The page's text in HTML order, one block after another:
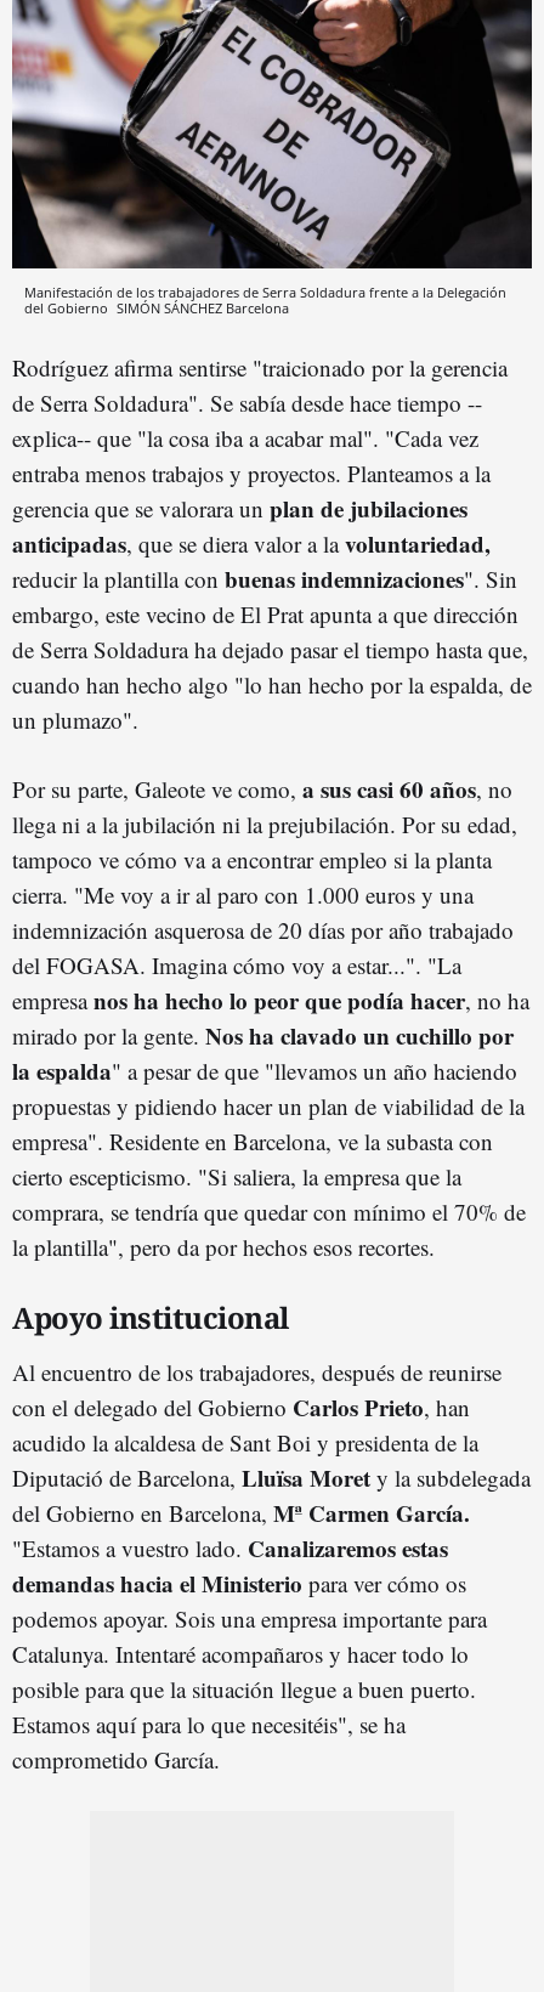
Manifestación de los trabajadores de Serra Soldadura frente a la Delegación
del Gobierno SIMÓN SÁNCHEZ Barcelona
Rodríguez afirma sentirse "traicionado por la gerencia
de Serra Soldadura". Se sabía desde hace tiempo --
explica-- que "la cosa iba a acabar mal". "Cada vez
entraba menos trabajos y proyectos. Planteamos a la
gerencia que se valorara un plan de jubilaciones
anticipadas, que se diera valor a lavoluntariedad,
reducir la plantilla con buenas indemnizaciones". Sin
embargo, este vecino de El Prat apunta a que dirección
de Serra Soldadura ha dejado pasar el tiempo hasta que,
cuando han hecho algo "lo han hecho por la espalda, de
un plumazo".
Por su parte, Galeote ve como, a sus casi 60 años, no
llega ni a la jubilación ni la prejubilación. Por su edad,
tampoco ve cómo va a encontrar empleo si la planta
cierra. "Me voy a ir al paro con 1.000 euros y una
indemnización asquerosa de 20 días por año trabajado
del FOGASA. Imagina cómo voy a estar...". "La
empresanos ha hecho lo peor que podía hacer, no ha
mirado por la gente. Nos ha clavado un cuchillo por
la espalda" a pesar de que "llevamos un año haciendo
propuestas y pidiendo hacer un plan de viabilidad de la
empresa". Residente en Barcelona, ve la subasta con
cierto escepticismo. "Si saliera, la empresa que la
comprara, se tendría que quedar con mínimo el 70% de
la plantilla", pero da por hechos esos recortes.
Apoyo institucional
Al encuentro de los trabajadores, después de reunirse
con el delegado del Gobierno Carlos Prieto, han
acudido la alcaldesa de Sant Boi y presidenta de la
Diputació de Barcelona, Lluïsa Moret y la subdelegada
del Gobierno en Barcelona, Mª Carmen García.
"Estamos a vuestro lado. Canalizaremos estas
demandas hacia el Ministerio para ver cómo os
podemos apoyar. Sois una empresa importante para
Catalunya. Intentaré acompañaros y hacer todo lo
posible para que la situación llegue a buen puerto.
Estamos aquí para lo que necesitéis", se ha
comprometido García.